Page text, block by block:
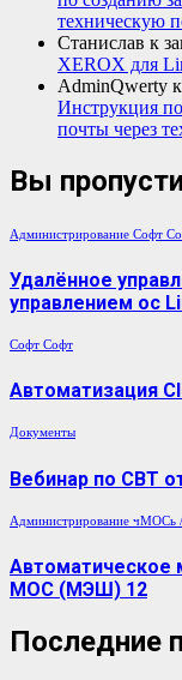
техническую
Станислав к
XEROX для
AdminQwerty
Инструкция
почты через
Вы
Администрирование Софт
Удалённое
управлением ос
Софт Софт
Автоматизация
Документы
Вебинар по СВТ
Администрирование чМОСь
Автоматическое
МОС (МЭШ) 12
Последние